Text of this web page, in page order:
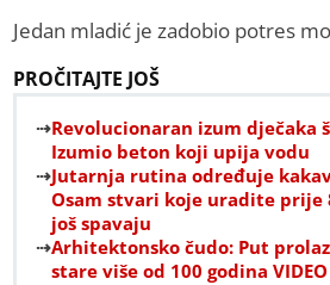
Jedan mladić je zadobio potres
PROČITAJTE JOŠ
Revolucionaran izum dječaka
Izumio beton koji upija vodu
Jutarnja rutina određuje
Osam stvari koje uradite prije
još spavaju
Arhitektonsko čudo: Put
stare više od 100 godina VIDEO